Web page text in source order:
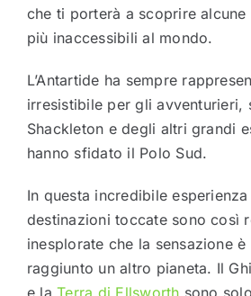
che ti porterà a scoprire
più inaccessibili al mondo.
L’Antartide ha sempre
irresistibile per gli avventurieri,
Shackleton e degli altri grandi
hanno sfidato il Polo Sud.
In questa incredibile
destinazioni toccate sono così
inesplorate che la sensazione
raggiunto un altro pianeta. Il